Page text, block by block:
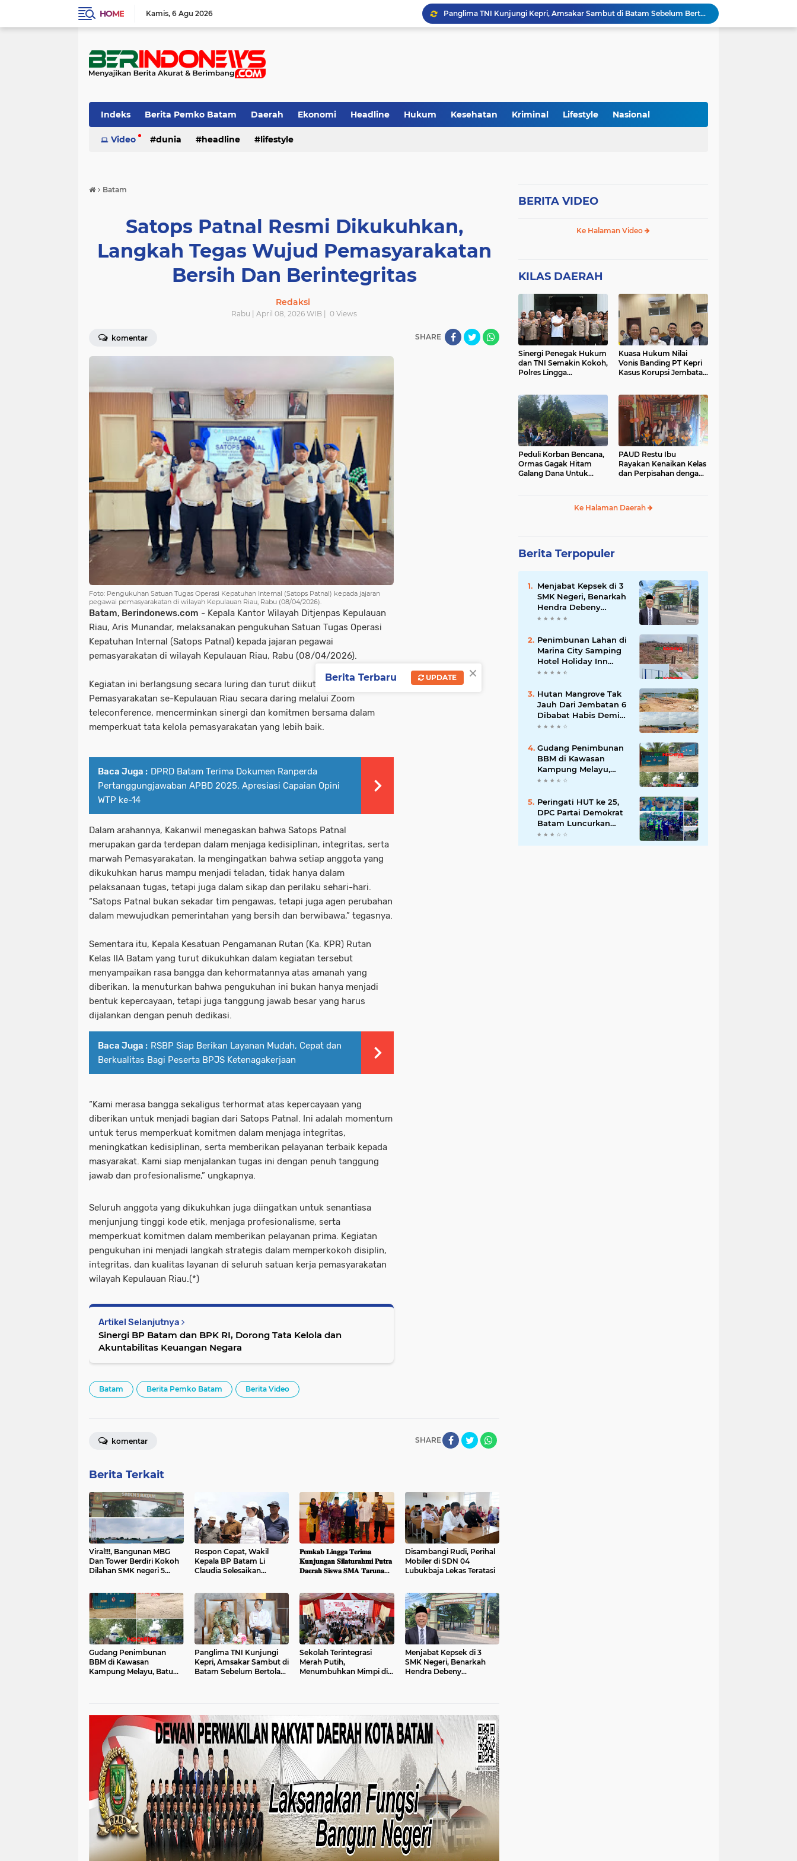
HOME Kamis 6 Agu 2026
Panglima TNI Kunjungi Kepri, Amsakar Sambut di Batam Sebelum Bertolak ke Lingga
Sekolah Terintegrasi Merah Putih, Menumbuhkan Mimpi di Tanah Rempang-Galang
PLN Batam dan Altiva Identity Datacenter Tandatangani PJBTL 2 x 345 MVA, Perkuat Batam sebagai Pusat Ekonomi Digital
Indeks Berita Pemko Batam Daerah Ekonomi Headline Hukum Kesehatan Kriminal Lifestyle Nasional
Olah Raga Opini Pendidikan Politik
Video dunia headline lifestyle
› Batam
Satops Patnal Resmi Dikukuhkan,
Langkah Tegas Wujud Pemasyarakatan
Bersih Dan Berintegritas
Redaksi
Rabu | April 08, 2026 WIB | 0 Views
komentar SHARE
Foto: Pengukuhan Satuan Tugas Operasi Kepatuhan Internal (Satops Patnal) kepada jajaran
pegawai pemasyarakatan di wilayah Kepulauan Riau, Rabu (08/04/2026).
Batam, Berindonews.com - Kepala Kantor Wilayah Ditjenpas Kepulauan
Riau, Aris Munandar, melaksanakan pengukuhan Satuan Tugas Operasi
Kepatuhan Internal (Satops Patnal) kepada jajaran pegawai
pemasyarakatan di wilayah Kepulauan Riau, Rabu (08/04/2026).
Kegiatan ini berlangsung secara luring dan turut diikuti oleh seluruh UPT
Pemasyarakatan se-Kepulauan Riau secara daring melalui Zoom
teleconference, mencerminkan sinergi dan komitmen bersama dalam
memperkuat tata kelola pemasyarakatan yang lebih baik.
Baca Juga : DPRD Batam Terima Dokumen Ranperda
Pertanggungjawaban APBD 2025, Apresiasi Capaian Opini
WTP ke-14
Dalam arahannya, Kakanwil menegaskan bahwa Satops Patnal
merupakan garda terdepan dalam menjaga kedisiplinan, integritas, serta
marwah Pemasyarakatan. Ia mengingatkan bahwa setiap anggota yang
dikukuhkan harus mampu menjadi teladan, tidak hanya dalam
pelaksanaan tugas, tetapi juga dalam sikap dan perilaku sehari-hari.
“Satops Patnal bukan sekadar tim pengawas, tetapi juga agen perubahan
dalam mewujudkan pemerintahan yang bersih dan berwibawa,” tegasnya.
Sementara itu, Kepala Kesatuan Pengamanan Rutan (Ka. KPR) Rutan
Kelas IIA Batam yang turut dikukuhkan dalam kegiatan tersebut
menyampaikan rasa bangga dan kehormatannya atas amanah yang
diberikan. Ia menuturkan bahwa pengukuhan ini bukan hanya menjadi
bentuk kepercayaan, tetapi juga tanggung jawab besar yang harus
dijalankan dengan penuh dedikasi.
Baca Juga : RSBP Siap Berikan Layanan Mudah, Cepat dan
Berkualitas Bagi Peserta BPJS Ketenagakerjaan
“Kami merasa bangga sekaligus terhormat atas kepercayaan yang
diberikan untuk menjadi bagian dari Satops Patnal. Ini adalah momentum
untuk terus memperkuat komitmen dalam menjaga integritas,
meningkatkan kedisiplinan, serta memberikan pelayanan terbaik kepada
masyarakat. Kami siap menjalankan tugas ini dengan penuh tanggung
jawab dan profesionalisme,” ungkapnya.
Seluruh anggota yang dikukuhkan juga diingatkan untuk senantiasa
menjunjung tinggi kode etik, menjaga profesionalisme, serta
memperkuat komitmen dalam memberikan pelayanan prima. Kegiatan
pengukuhan ini menjadi langkah strategis dalam memperkokoh disiplin,
integritas, dan kualitas layanan di seluruh satuan kerja pemasyarakatan
wilayah Kepulauan Riau.(*)
Artikel Selanjutnya
Sinergi BP Batam dan BPK RI, Dorong Tata Kelola dan
Akuntabilitas Keuangan Negara
Batam Berita Pemko Batam Berita Video
SHARE
komentar
Berita Terkait
Viral!!!, Bangunan MBG
Dan Tower Berdiri Kokoh
Dilahan SMK negeri 5
Respon Cepat, Wakil
Kepala BP Batam Li
Claudia Selesaikan
𝐏𝐞𝐦𝐤𝐚𝐛 𝐋𝐢𝐧𝐠𝐠𝐚 𝐓𝐞𝐫𝐢𝐦𝐚
𝐊𝐮𝐧𝐣𝐮𝐧𝐠𝐚𝐧 𝐒𝐢𝐥𝐚𝐭𝐮𝐫𝐚𝐡𝐦𝐢 𝐏𝐮𝐭𝐫𝐚
𝐃𝐚𝐞𝐫𝐚𝐡 𝐒𝐢𝐬𝐰𝐚 𝐒𝐌𝐀 𝐓𝐚𝐫𝐮𝐧𝐚
Disambangi Rudi, Perihal
Mobiler di SDN 04
Lubukbaja Lekas Teratasi
Gudang Penimbunan
BBM di Kawasan
Kampung Melayu, Batu
Panglima TNI Kunjungi
Kepri, Amsakar Sambut di
Batam Sebelum Bertolak
Sekolah Terintegrasi
Merah Putih,
Menumbuhkan Mimpi di
Menjabat Kepsek di 3
SMK Negeri, Benarkah
Hendra Debeny
BERITA VIDEO
Ke Halaman Video
KILAS DAERAH
Sinergi Penegak Hukum
dan TNI Semakin Kokoh,
Polres Lingga
Kuasa Hukum Nilai
Vonis Banding PT Kepri
Kasus Korupsi Jembatan
Peduli Korban Bencana,
Ormas Gagak Hitam
Galang Dana Untuk
PAUD Restu Ibu
Rayakan Kenaikan Kelas
dan Perpisahan dengan
Ke Halaman Daerah
Berita Terpopuler
Menjabat Kepsek di 3
SMK Negeri, Benarkah
Hendra Debeny
Melanggar
Penimbunan Lahan di
Marina City Samping
Hotel Holiday Inn
Resort Diduga
Ilegal
Hutan Mangrove Tak
Jauh Dari Jembatan 6
Dibabat Habis Demi
Keuntungan Pribadi
Gudang Penimbunan
BBM di Kawasan
Kampung Melayu,
Batu Besar, Nongsa
Peringati HUT ke 25,
DPC Partai Demokrat
Batam Luncurkan
Gerakan Langit Biru
×
Berita Terbaru UPDATE